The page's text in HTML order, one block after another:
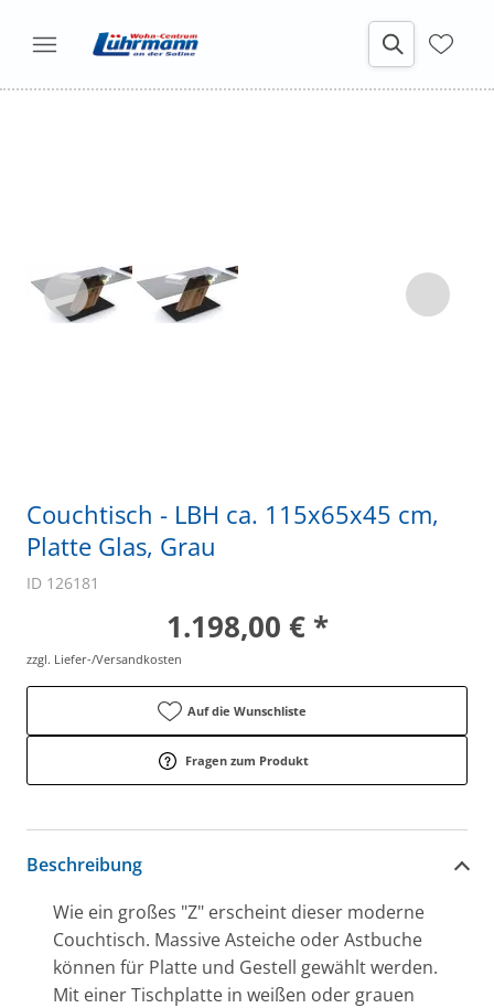
Couchtisch - LBH ca. 115x65x45 cm,
Platte Glas, Grau
ID 126181
1.198,00 € *
zzgl. Liefer-/Versandkosten
Auf die Wunschliste
Fragen zum Produkt
Beschreibung
Wie ein großes "Z" erscheint dieser moderne
Couchtisch. Massive Asteiche oder Astbuche
können für Platte und Gestell gewählt werden.
Mit einer Tischplatte in weißen oder grauen